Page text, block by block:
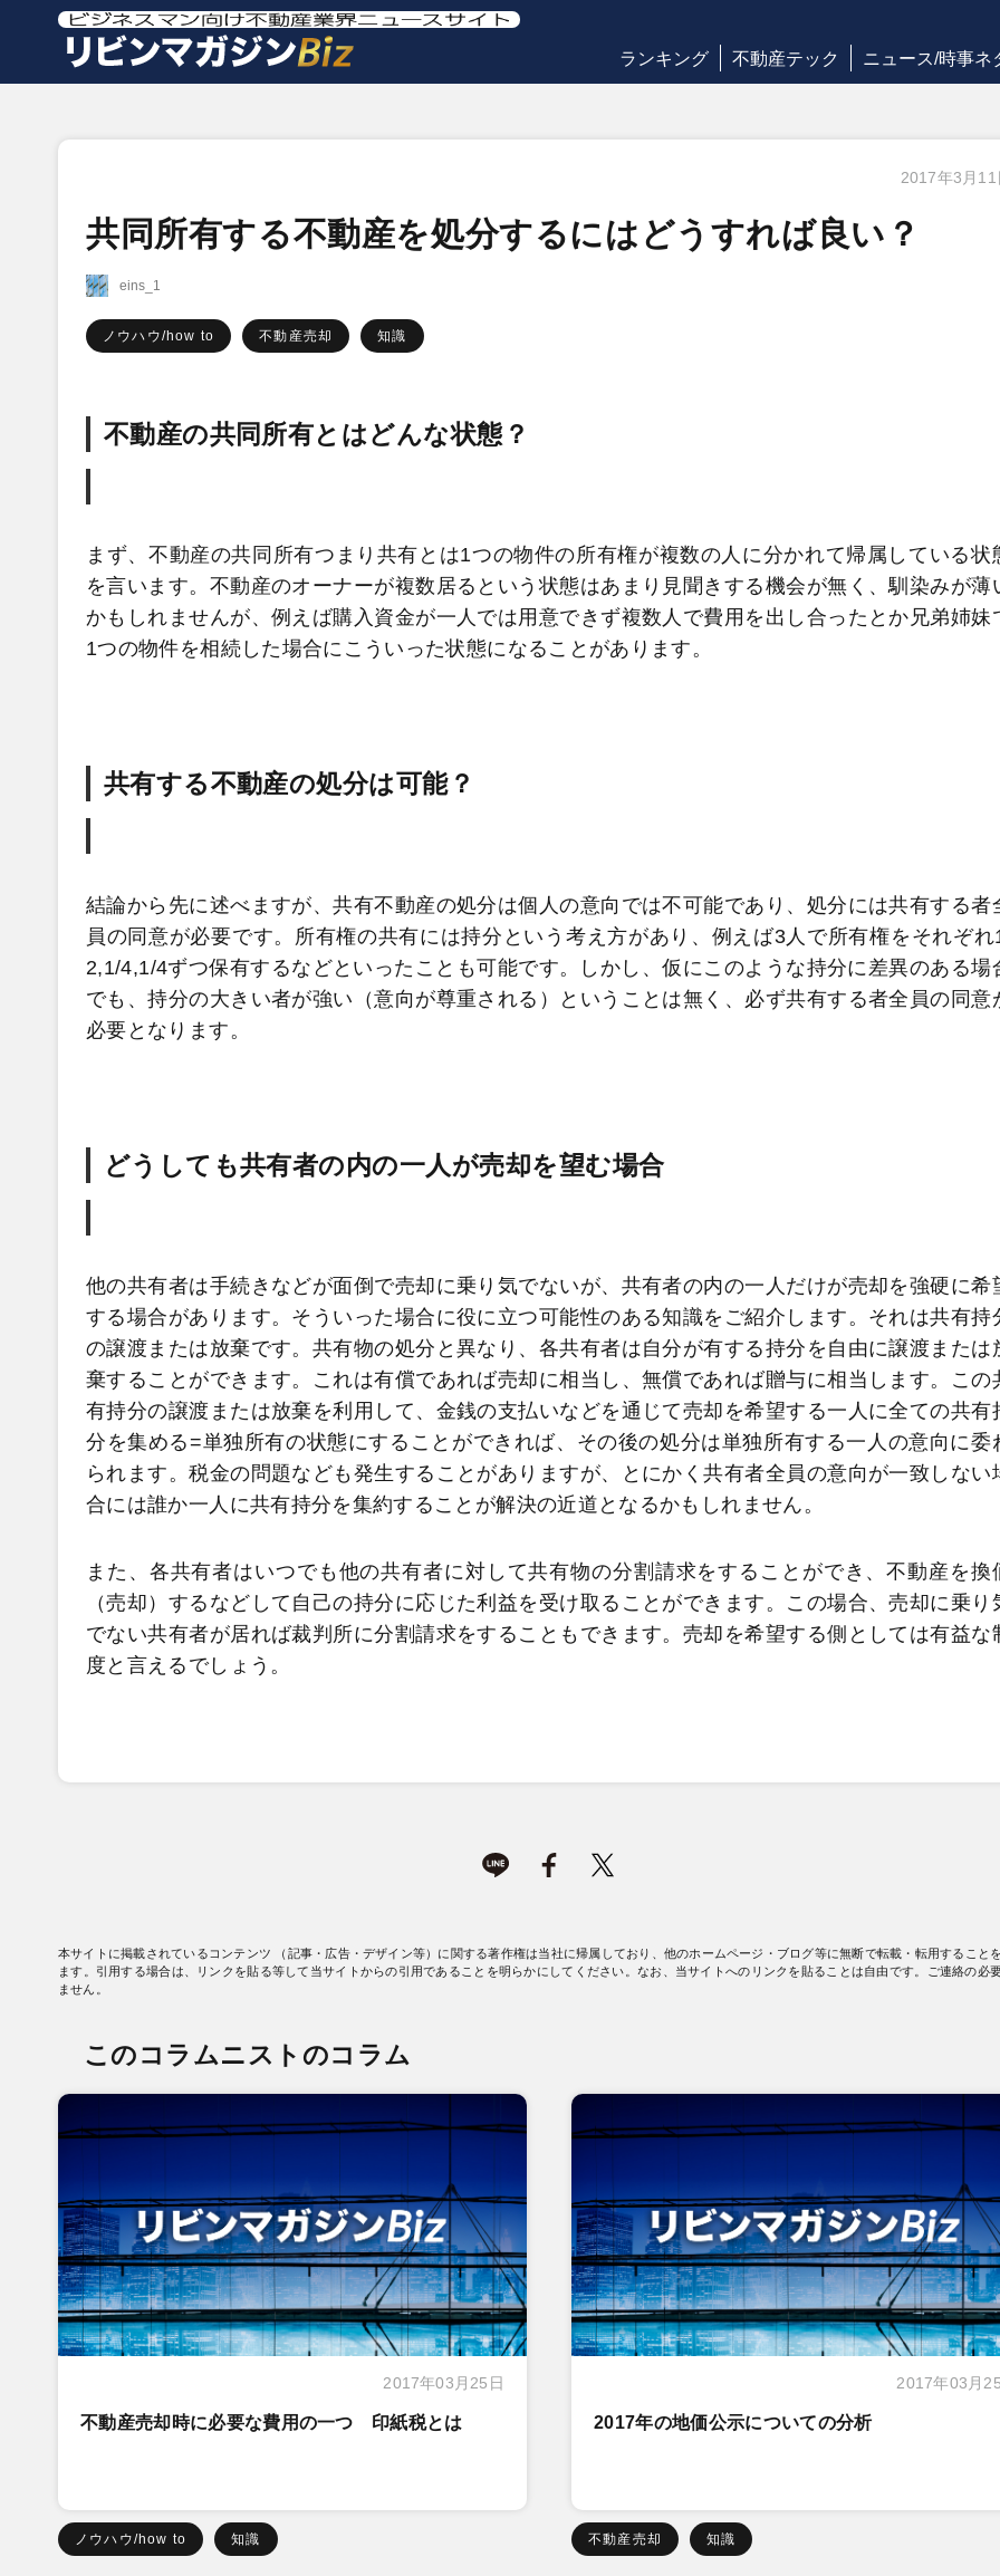
ランキング 不動産テック ニュース/時事ネ
2017年3月11
共同所有する不動産を処分するにはどうすれば良い？
eins_1
ノウハウ/how to 不動産売却 知識
不動産の共同所有とはどんな状態？
まず、不動産の共同所有つまり共有とは1つの物件の所有権が複数の人に分かれて帰属している状
を言います。不動産のオーナーが複数居るという状態はあまり見聞きする機会が無く、馴染みが薄
かもしれませんが、例えば購入資金が一人では用意できず複数人で費用を出し合ったとか兄弟姉妹
1つの物件を相続した場合にこういった状態になることがあります。
共有する不動産の処分は可能？
結論から先に述べますが、共有不動産の処分は個人の意向では不可能であり、処分には共有する者
員の同意が必要です。所有権の共有には持分という考え方があり、例えば3人で所有権をそれぞれ
2,1/4,1/4ずつ保有するなどといったことも可能です。しかし、仮にこのような持分に差異のある場
でも、持分の大きい者が強い（意向が尊重される）ということは無く、必ず共有する者全員の同意
必要となります。
どうしても共有者の内の一人が売却を望む場合
他の共有者は手続きなどが面倒で売却に乗り気でないが、共有者の内の一人だけが売却を強硬に希
する場合があります。そういった場合に役に立つ可能性のある知識をご紹介します。それは共有持
の譲渡または放棄です。共有物の処分と異なり、各共有者は自分が有する持分を自由に譲渡または
棄することができます。これは有償であれば売却に相当し、無償であれば贈与に相当します。この
有持分の譲渡または放棄を利用して、金銭の支払いなどを通じて売却を希望する一人に全ての共有
分を集める=単独所有の状態にすることができれば、その後の処分は単独所有する一人の意向に委
られます。税金の問題なども発生することがありますが、とにかく共有者全員の意向が一致しない
合には誰か一人に共有持分を集約することが解決の近道となるかもしれません。
また、各共有者はいつでも他の共有者に対して共有物の分割請求をすることができ、不動産を換
（売却）するなどして自己の持分に応じた利益を受け取ることができます。この場合、売却に乗り
でない共有者が居れば裁判所に分割請求をすることもできます。売却を希望する側としては有益な
度と言えるでしょう。
本サイトに掲載されているコンテンツ （記事・広告・デザイン等）に関する著作権は当社に帰属しており、他のホームページ・ブログ等に無断で転載・転用すること
ます。引用する場合は、リンクを貼る等して当サイトからの引用であることを明らかにしてください。なお、当サイトへのリンクを貼ることは自由です。ご連絡の必
ません。
このコラムニストのコラム
2017年03月25日
不動産売却時に必要な費用の一つ 印紙税とは
ノウハウ/how to 知識
2017年03月
2017年の地価公示についての分析
不動産売却 知識